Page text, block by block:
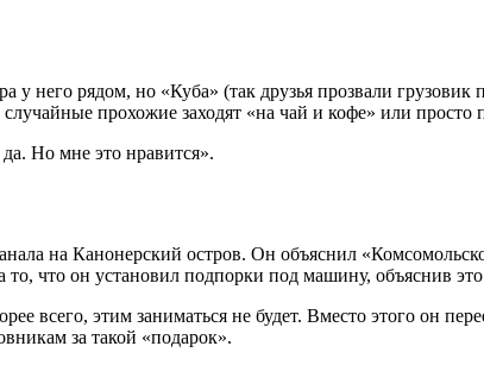
у него рядом, но «Куба» (так друзья прозвали
прохожие заходят «на чай и кофе» или просто
Но мне это нравится».
на Канонерский остров. Он объяснил
что он установил подпорки под машину, объяснив
всего, этим заниматься не будет. Вместо этого он
за такой «подарок».